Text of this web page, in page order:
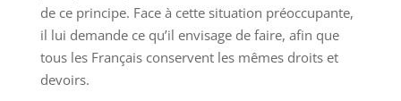
de ce principe. Face à cette situation préoccupante,
il lui demande ce qu’il envisage de faire, afin que
tous les Français conservent les mêmes droits et
devoirs.